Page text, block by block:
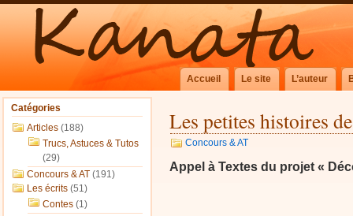
Accueil Le site L’auteur
Catégories
Articles (188)
Trucs, Astuces & Tutos
(29)
Concours & AT (191)
Les écrits (51)
Contes (1)
Les petites histoires
Concours & AT
Appel à Textes du projet «